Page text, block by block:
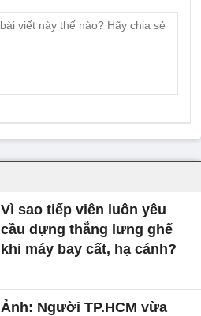
Vì sao tiếp viên luôn yêu
cầu dựng thẳng lưng ghế
khi máy bay cất, hạ cánh?
Ảnh: Người TP.HCM vừa